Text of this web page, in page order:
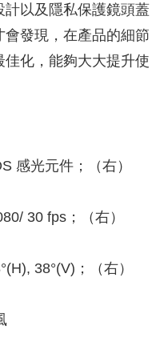
以及隱私保護鏡頭蓋
發現，在產品的細節
化，能夠大大提升使
感光元件；（右）
30 fps；（右）
38°(V)；（右）